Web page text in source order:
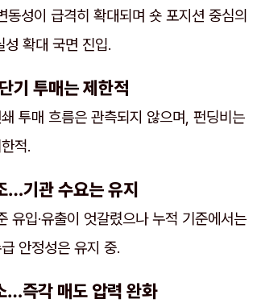
성이 급격히 확대되며 숏 포지션 중심의
확대 국면 진입.
기 투매는 제한적
투매 흐름은 관측되지 않으며, 펀딩비는
적.
…기관 수요는 유지
유입·유출이 엇갈렸으나 누적 기준에서는
안정성은 유지 중.
…즉각 매도 압력 완화